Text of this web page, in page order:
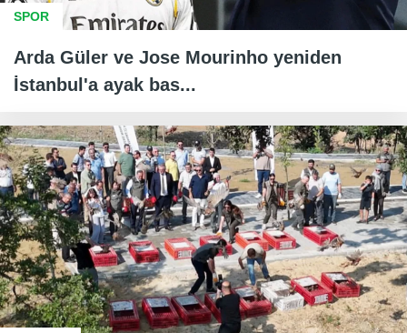
SPOR
Arda Güler ve Jose Mourinho yeniden
İstanbul'a ayak bas...